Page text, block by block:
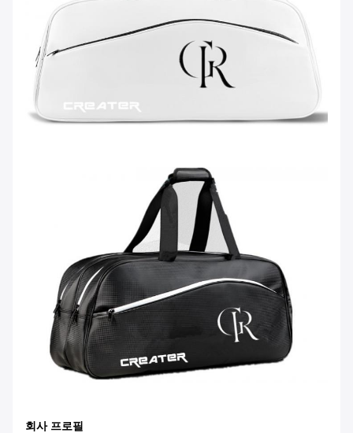
회사 프로필